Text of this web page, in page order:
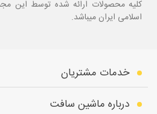
کلیه محصولات ارائه شده توسط این
اسلامی ایران میباشد.
خدمات مشتریان
درباره ماشین سافت